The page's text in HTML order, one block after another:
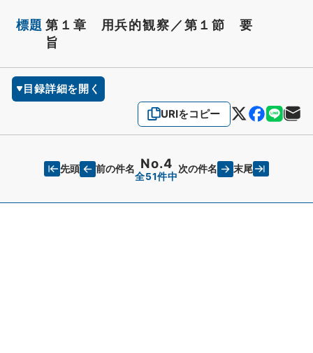
標題 第１章 用兵的観察／第１節 要
旨
目録詳細を開く
URIをコピー
先頭 前の件名 No.4
全51件中
次の件名 末尾